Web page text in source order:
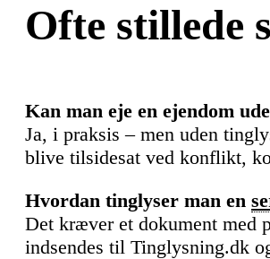
Ofte stillede
Kan man eje en ejendom
Ja, i praksis – men uden
blive tilsidesat ved konflikt,
Hvordan tinglyser man en
Det kræver et dokument med
indsendes til Tinglysning.dk